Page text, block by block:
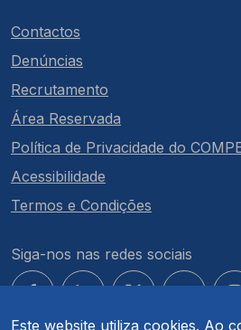
Este website utiliza cookies. Ao
Contactos
Denúncias
Recrutamento
Área Reservada
Política de Privacidade do
Acessibilidade
Termos e Condições
Siga-nos nas redes sociais